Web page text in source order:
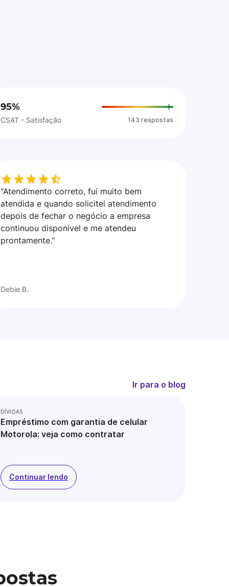
95%
CSAT - Satisfação 143 respostas
"Atendimento correto, fui muito bem
atendida e quando solicitei atendimento
depois de fechar o negócio a empresa
continuou disponível e me atendeu
prontamente."
Debie B.
Ir para o blog
DÍVIDAS
Empréstimo com garantia de celular
Motorola: veja como contratar
Continuar lendo